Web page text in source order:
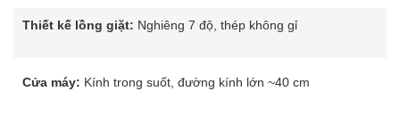
Thiết kế lồng giặt: Nghiêng 7 độ, thép không gỉ
Cửa máy: Kính trong suốt, đường kính lớn ~40 cm